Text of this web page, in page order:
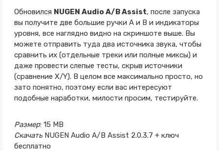
Обновился NUGEN Audio A/B Assist, после запуска
вы получите две большие ручки A и B и индикаторы
уровня, все наглядно видно на скриншоте выше. Вы
можете отправить туда два источника звука, чтобы
сравнить их (отдельные треки или полные миксы) и
даже провести слепые тесты, скрыв источники
(сравнение X/Y). В целом все максимально просто, но
зато понятно, поэтому если вас интересуют
подобные наработки, милости просим, тестируйте.
Размер: 15 MB
Скачать NUGEN Audio A/B Assist 2.0.3.7 + ключ
бесплатно